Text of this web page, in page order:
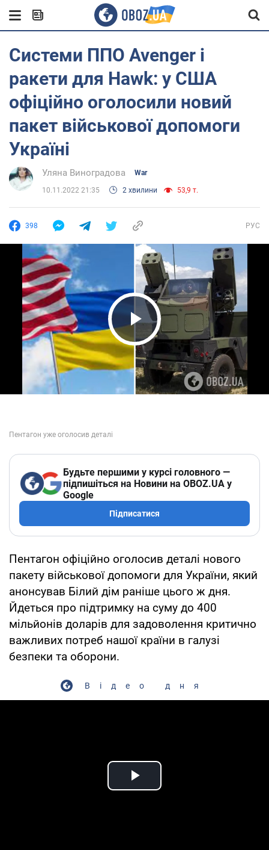
Системи ППО Avenger і
ракети для Hawk: у США
офіційно оголосили новий
пакет військової допомоги
Україні
Уляна Виноградова War
10.11.2022 21:35 2 хвилини 53,9 т.
398 РУС
Play Video
Будьте першими у курсі головного —
підпишіться на Новини на OBOZ.UA у
Google
Підписатися
Пентагон офіційно оголосив деталі нового
пакету військової допомоги для України, який
анонсував Білий дім раніше цього ж дня.
Йдеться про підтримку на суму до 400
мільйонів доларів для задоволення критично
важливих потреб нашої країни в галузі
безпеки та оборони.
Відео дня
Play Video